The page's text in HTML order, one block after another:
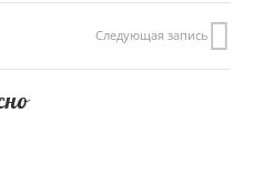
Следующая запись